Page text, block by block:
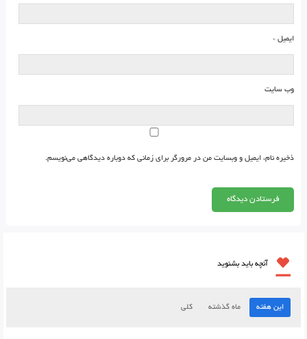
ایمیل *
وب‌ سایت
ذخیره نام، ایمیل و وبسایت من در مرورگر برای زمانی که دوباره دیدگاهی می‌نویسم.
آنچه باید بشنوید
این هفته ماه گذشته کلی